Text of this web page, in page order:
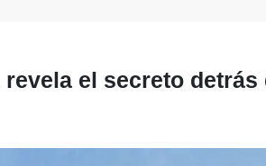
el secreto